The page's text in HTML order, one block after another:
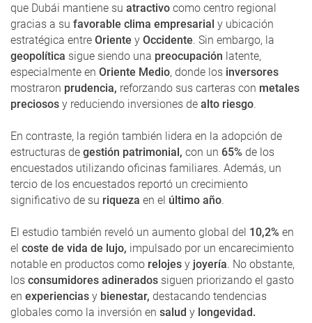
que Dubái mantiene su atractivo como centro regional
gracias a su favorable clima empresarial y ubicación
estratégica entre Oriente y Occidente. Sin embargo, la
geopolítica sigue siendo una preocupación latente,
especialmente en Oriente Medio, donde los inversores
mostraron prudencia, reforzando sus carteras con metales
preciosos y reduciendo inversiones de alto riesgo.
En contraste, la región también lidera en la adopción de
estructuras de gestión patrimonial, con un 65% de los
encuestados utilizando oficinas familiares. Además, un
tercio de los encuestados reportó un crecimiento
significativo de su riqueza en el último año.
El estudio también reveló un aumento global del 10,2% en
el coste de vida de lujo, impulsado por un encarecimiento
notable en productos como relojes y joyería. No obstante,
los consumidores adinerados siguen priorizando el gasto
en experiencias y bienestar, destacando tendencias
globales como la inversión en salud y longevidad.